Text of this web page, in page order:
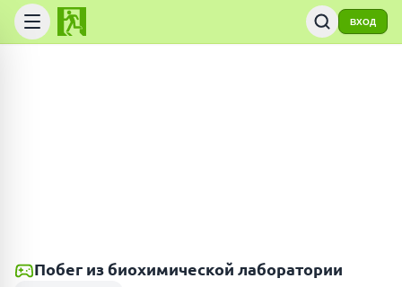
ВХОД
Побег из биохимической лаборатории